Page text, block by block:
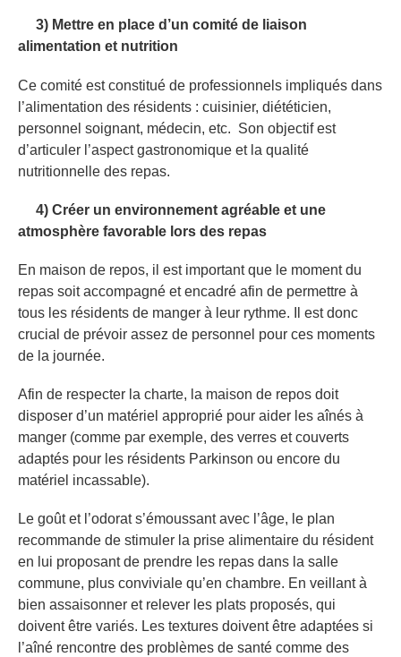
3) Mettre en place d’un comité de liaison
alimentation et nutrition
Ce comité est constitué de professionnels impliqués dans
l’alimentation des résidents : cuisinier, diététicien,
personnel soignant, médecin, etc. Son objectif est
d’articuler l’aspect gastronomique et la qualité
nutritionnelle des repas.
4) Créer un environnement agréable et une
atmosphère favorable lors des repas
En maison de repos, il est important que le moment du
repas soit accompagné et encadré afin de permettre à
tous les résidents de manger à leur rythme. Il est donc
crucial de prévoir assez de personnel pour ces moments
de la journée.
Afin de respecter la charte, la maison de repos doit
disposer d’un matériel approprié pour aider les aînés à
manger (comme par exemple, des verres et couverts
adaptés pour les résidents Parkinson ou encore du
matériel incassable).
Le goût et l’odorat s’émoussant avec l’âge, le plan
recommande de stimuler la prise alimentaire du résident
en lui proposant de prendre les repas dans la salle
commune, plus conviviale qu’en chambre. En veillant à
bien assaisonner et relever les plats proposés, qui
doivent être variés. Les textures doivent être adaptées si
l’aîné rencontre des problèmes de santé comme des